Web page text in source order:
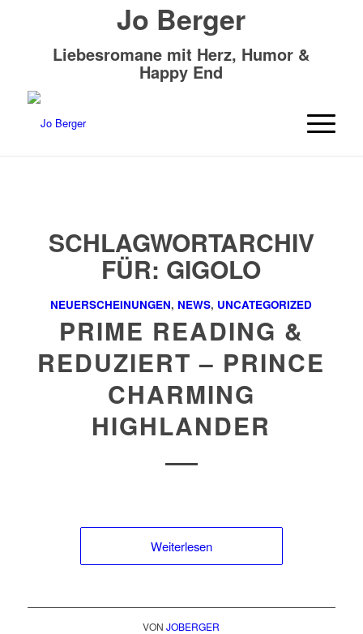
Jo Berger
Liebesromane mit Herz, Humor &
Happy End
SCHLAGWORTARCHIV
FÜR: GIGOLO
NEUERSCHEINUNGEN, NEWS, UNCATEGORIZED
PRIME READING &
REDUZIERT – PRINCE
CHARMING
HIGHLANDER
Weiterlesen
VONJOBERGER